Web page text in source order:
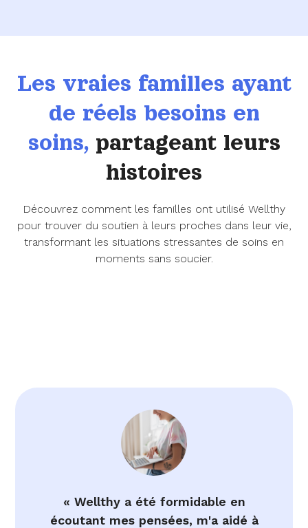
Les vraies familles ayant
de réels besoins en
soins,partageant leurs
histoires
Découvrez comment les familles ont utilisé Wellthy
pour trouver du soutien à leurs proches dans leur vie,
transformant les situations stressantes de soins en
moments sans soucier.
« Wellthy a été formidable en
écoutant mes pensées, m'a aidé à